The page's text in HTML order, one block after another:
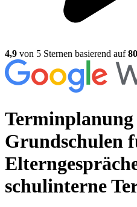
4,9 von 5 Sternen basierend auf
Grundschulen
schulinterne